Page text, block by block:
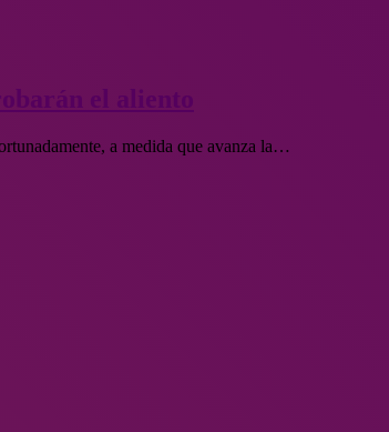
el aliento
a medida que avanza la…